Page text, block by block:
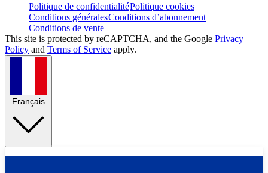
Politique de confidentialitéPolitique cookies
Conditions généralesConditions d’abonnement
Conditions de vente
This site is protected by reCAPTCHA, and the Google Privacy
Policy and Terms of Service apply.
Français